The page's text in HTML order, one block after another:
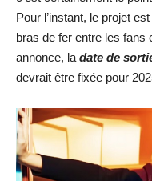
Pour l’instant, le projet
bras de fer entre les fans
annonce, la date de
devrait être fixée pour